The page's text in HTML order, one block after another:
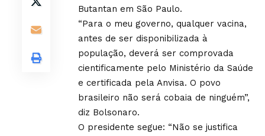
Butantan em São Paulo.
“Para o meu governo, qualquer vacina,
antes de ser disponibilizada à
população, deverá ser comprovada
cientificamente pelo Ministério da Saúde
e certificada pela Anvisa. O povo
brasileiro não será cobaia de ninguém”,
diz Bolsonaro.
O presidente segue: “Não se justifica